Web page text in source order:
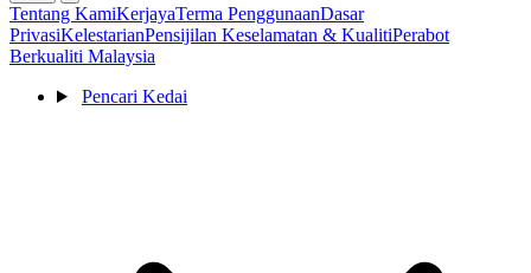
Tentang KamiKerjayaTerma PenggunaanDasar
PrivasiKelestarianPensijilan Keselamatan & KualitiPerabot
Berkualiti Malaysia
Pencari Kedai